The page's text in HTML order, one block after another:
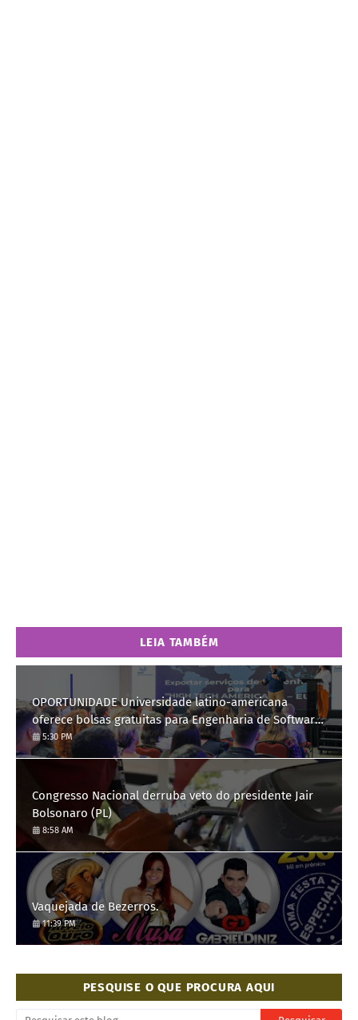
LEIA TAMBÉM
OPORTUNIDADE Universidade latino-americana
oferece bolsas gratuitas para Engenharia de Software;
saiba como se candidatar
5:30 PM
Congresso Nacional derruba veto do presidente Jair
Bolsonaro (PL)
8:58 AM
Vaquejada de Bezerros.
11:39 PM
PESQUISE O QUE PROCURA AQUI